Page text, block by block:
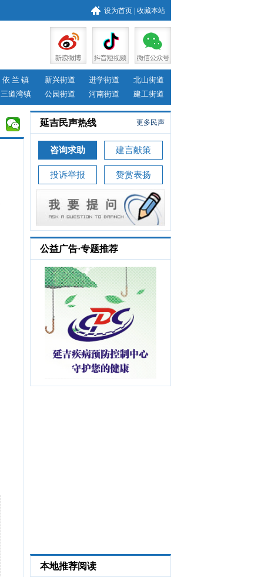
设为首页 收藏本站
依 兰 镇 新兴街道 进学街道
北山街道
三道湾镇 公园街道 河南街道 建工街道
更多民声
延吉民声热线
咨询求助 建言献策
投诉举报 赞赏表扬
公益广告·专题推荐
本地推荐阅读